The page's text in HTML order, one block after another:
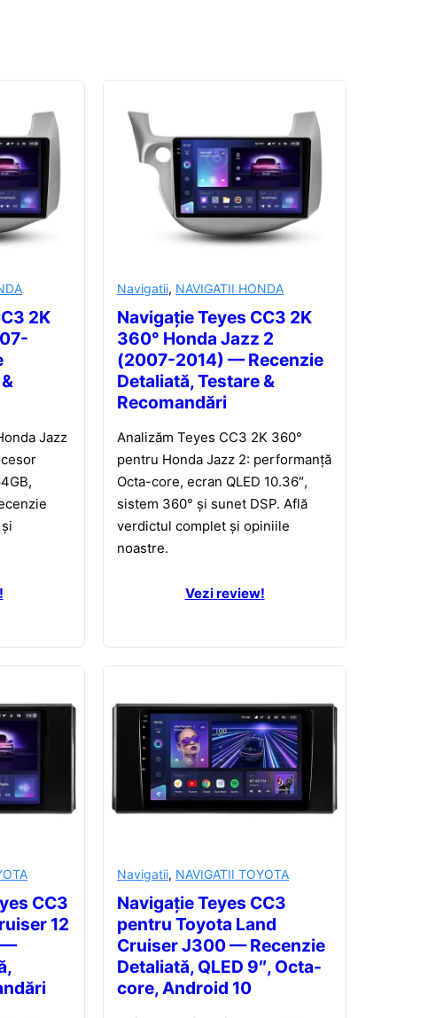
2K
Jazz
Navigatii, NAVIGATII HONDA
Navigație Teyes CC3 2K
360° Honda Jazz 2
(2007-2014) — Recenzie
Detaliată, Testare &
Recomandări
Analizăm Teyes CC3 2K 360°
pentru Honda Jazz 2: performanță
Octa-core, ecran QLED 10.36″,
sistem 360° și sunet DSP. Află
verdictul complet și opiniile
noastre.
Vezi review!
CC3
12
—
Navigatii, NAVIGATII TOYOTA
Navigație Teyes CC3
pentru Toyota Land
Cruiser J300 — Recenzie
Detaliată, QLED 9″, Octa-
core, Android 10